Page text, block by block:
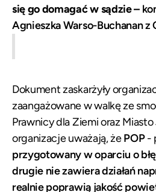
się go domagać w sądzie –
Agnieszka Warso-Buchanan z
Dokument zaskarżyły
zaangażowane w walkę ze
Prawnicy dla Ziemi oraz
organizacje uważają, żePOP-
przygotowany w oparciu o
drugie nie zawiera działań
realnie poprawią jakość